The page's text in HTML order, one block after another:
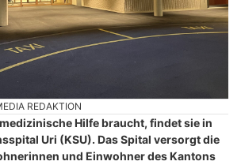
REDAKTION
medizinische Hilfe braucht, findet sie in
Uri (KSU). Das Spital versorgt die
und Einwohner des Kantons